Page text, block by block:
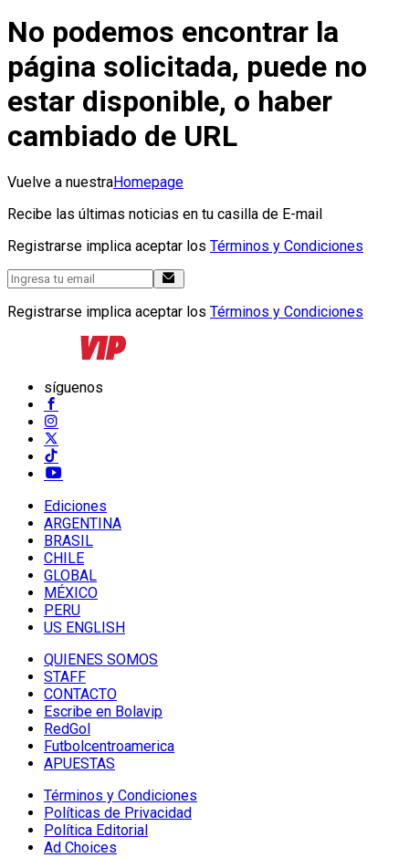
No podemos encontrar la
página solicitada, puede no
estar disponible, o haber
cambiado de URL
Vuelve a nuestraHomepage
Recibe las últimas noticias en tu casilla de E-mail
Registrarse implica aceptar los Términos y Condiciones
Registrarse implica aceptar los Términos y Condiciones
síguenos
Ediciones
ARGENTINA
BRASIL
CHILE
GLOBAL
MÉXICO
PERU
US ENGLISH
QUIENES SOMOS
STAFF
CONTACTO
Escribe en Bolavip
RedGol
Futbolcentroamerica
APUESTAS
Términos y Condiciones
Políticas de Privacidad
Política Editorial
Ad Choices